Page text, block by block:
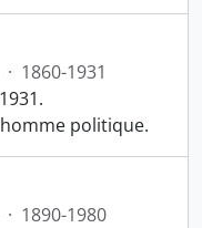
· 1860-1931
politique.
· 1890-1980